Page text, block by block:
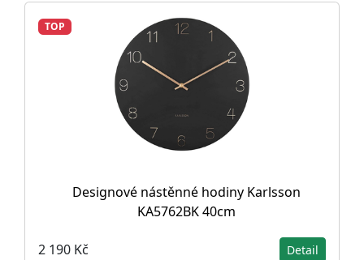
TOP
Designové nástěnné hodiny Karlsson
KA5762BK 40cm
2 190 Kč Detail